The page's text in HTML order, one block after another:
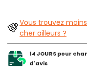
Vous trouvez moins
cher ailleurs ?
14 JOURS pour
d'avis